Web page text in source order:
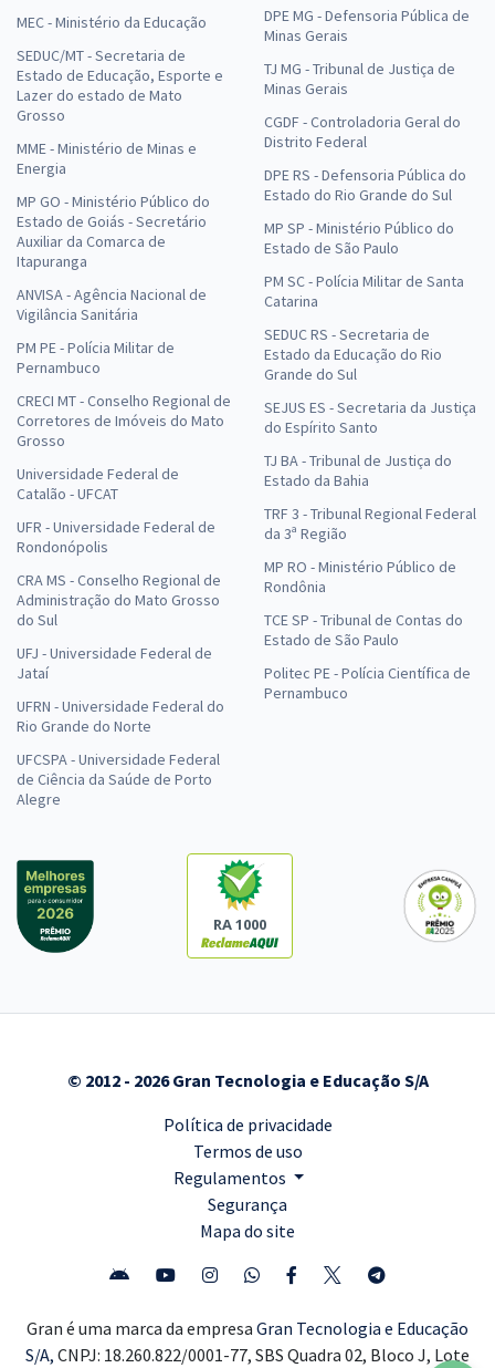
MEC - Ministério da Educação
SEDUC/MT - Secretaria de
Estado de Educação, Esporte e
Lazer do estado de Mato
Grosso
MME - Ministério de Minas e
Energia
MP GO - Ministério Público do
Estado de Goiás - Secretário
Auxiliar da Comarca de
Itapuranga
ANVISA - Agência Nacional de
Vigilância Sanitária
PM PE - Polícia Militar de
Pernambuco
CRECI MT - Conselho Regional de
Corretores de Imóveis do Mato
Grosso
Universidade Federal de
Catalão - UFCAT
UFR - Universidade Federal de
Rondonópolis
CRA MS - Conselho Regional de
Administração do Mato Grosso
do Sul
UFJ - Universidade Federal de
Jataí
UFRN - Universidade Federal do
Rio Grande do Norte
UFCSPA - Universidade Federal
de Ciência da Saúde de Porto
Alegre
DPE MG - Defensoria Pública de
Minas Gerais
TJ MG - Tribunal de Justiça de
Minas Gerais
CGDF - Controladoria Geral do
Distrito Federal
DPE RS - Defensoria Pública do
Estado do Rio Grande do Sul
MP SP - Ministério Público do
Estado de São Paulo
PM SC - Polícia Militar de Santa
Catarina
SEDUC RS - Secretaria de
Estado da Educação do Rio
Grande do Sul
SEJUS ES - Secretaria da Justiça
do Espírito Santo
TJ BA - Tribunal de Justiça do
Estado da Bahia
TRF 3 - Tribunal Regional Federal
da 3ª Região
MP RO - Ministério Público de
Rondônia
TCE SP - Tribunal de Contas do
Estado de São Paulo
Politec PE - Polícia Científica de
Pernambuco
RA 1000
© 2012 - 2026 Gran Tecnologia e Educação S/A
Política de privacidade
Termos de uso
Regulamentos
Segurança
Mapa do site
Gran é uma marca da empresa Gran Tecnologia e Educação
S/A, CNPJ: 18.260.822/0001-77, SBS Quadra 02, Bloco J, Lote